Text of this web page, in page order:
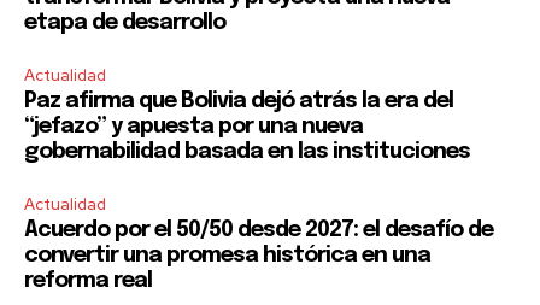
etapa de desarrollo
Actualidad
Paz afirma que Bolivia dejó atrás la era del
“jefazo” y apuesta por una nueva
gobernabilidad basada en las instituciones
Actualidad
Acuerdo por el 50/50 desde 2027: el desafío de
convertir una promesa histórica en una
reforma real